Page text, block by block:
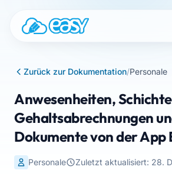
Zurück zur Dokumentation/Personale
Anwesenheiten,
Gehaltsabrechnungen
Dokumente von der App
Personale Zuletzt aktualisiert: 28.